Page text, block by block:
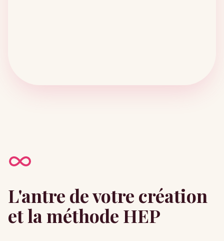
L'antre de votre création
et la méthode HEP